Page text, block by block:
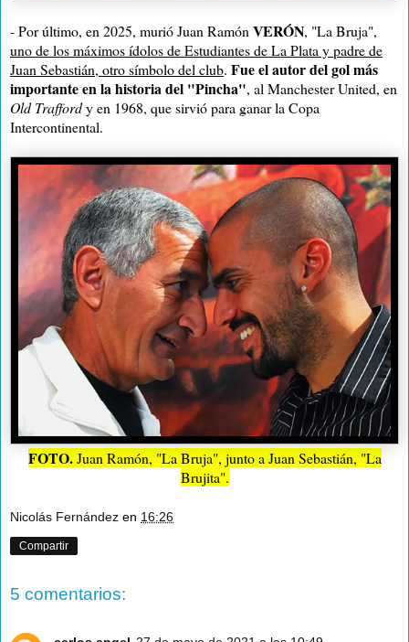
- Por último, en 2025, murió Juan Ramón VERÓN, "La Bruja",
uno de los máximos ídolos de Estudiantes de La Plata y padre de
Juan Sebastián, otro símbolo del club. Fue el autor del gol más
importante en la historia del "Pincha", al Manchester United, en
Old Traffordy en 1968, que sirvió para ganar la Copa
Intercontinental.
FOTO.Juan Ramón, "La Bruja", junto a Juan Sebastián, "La
Brujita".
Nicolás Fernández en 16:26
Compartir
5 comentarios: